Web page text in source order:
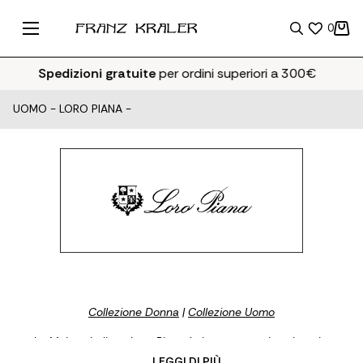
0
Spedizioni gratuiteper ordini superiori a 300€
UOMO - LORO PIANA -
Collezione Donna |Collezione Uomo
La Maison italiana Loro Piana è rinomata per i suoi capi e
accessori eleganti senza tempo, sapientemente realizzati con le